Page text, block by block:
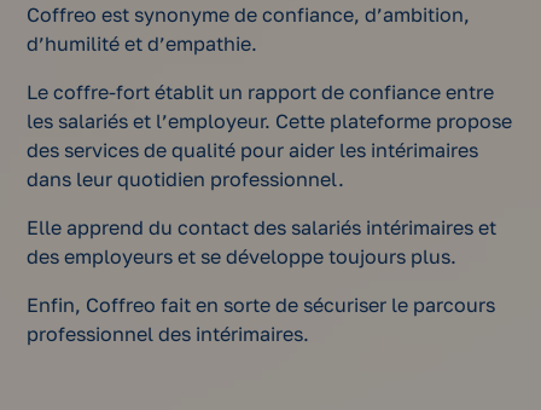
Coffreo est synonyme de confiance, d’ambition,
d’humilité et d’empathie.
Le coffre-fort établit un rapport de confiance entre
les salariés et l’employeur. Cette plateforme propose
des services de qualité pour aider les intérimaires
dans leur quotidien professionnel.
Elle apprend du contact des salariés intérimaires et
des employeurs et se développe toujours plus.
Enfin, Coffreo fait en sorte de sécuriser le parcours
professionnel des intérimaires.